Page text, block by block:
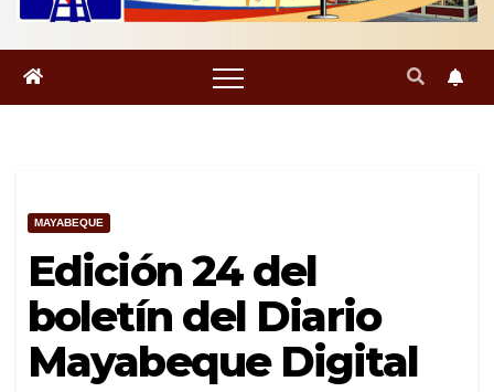
MAYABEQUE
Edición 24 del
boletín del Diario
Mayabeque Digital